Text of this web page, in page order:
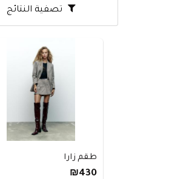
تصفية النتائج
طقم زارا
₪430